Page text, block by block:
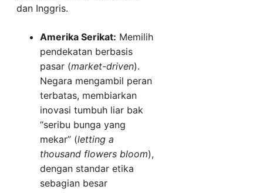
dan Inggris.
Amerika Serikat: Memilih
pendekatan berbasis
pasar (market-driven).
Negara mengambil peran
terbatas, membiarkan
inovasi tumbuh liar bak
“seribu bunga yang
mekar” (letting a
thousand flowers bloom),
dengan standar etika
sebagian besar